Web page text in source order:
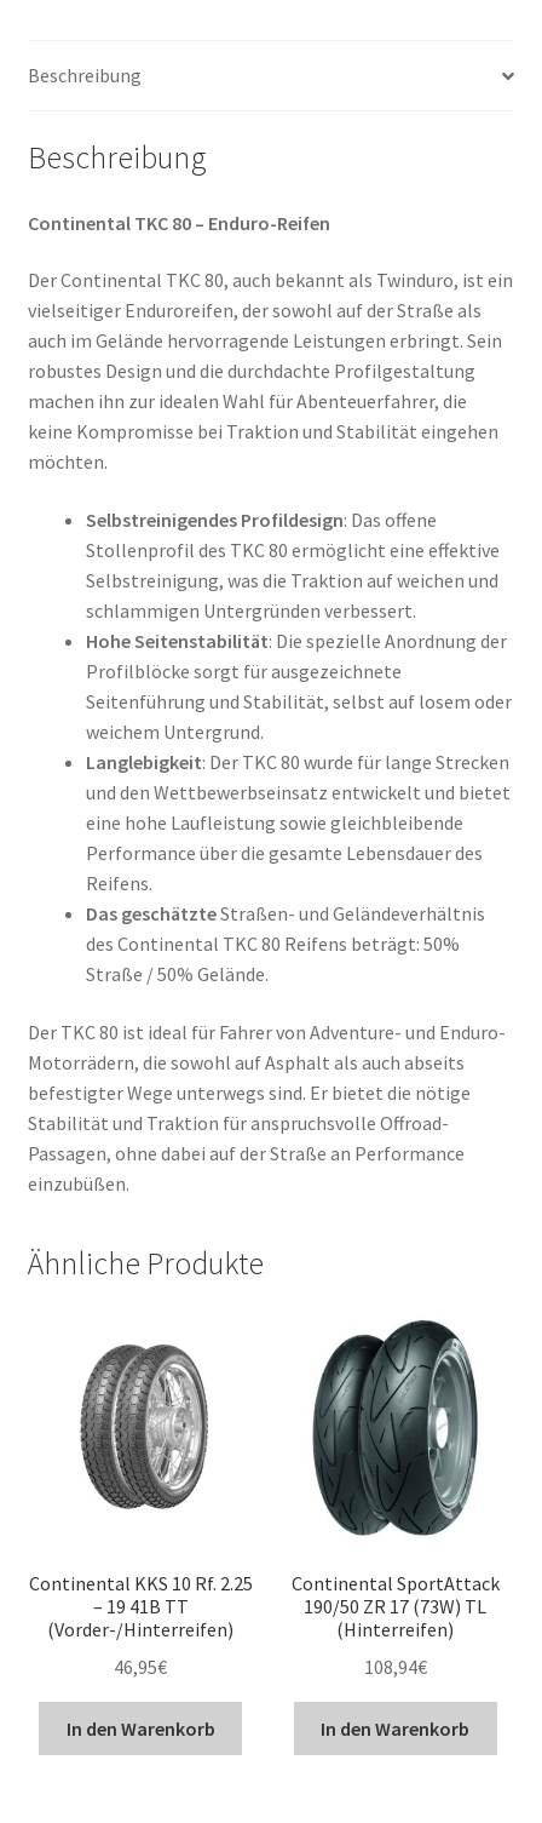
Beschreibung
Beschreibung
Continental TKC 80 – Enduro-Reifen
Der Continental TKC 80, auch bekannt als Twinduro, ist ein
vielseitiger Enduroreifen, der sowohl auf der Straße als
auch im Gelände hervorragende Leistungen erbringt. Sein
robustes Design und die durchdachte Profilgestaltung
machen ihn zur idealen Wahl für Abenteuerfahrer, die
keine Kompromisse bei Traktion und Stabilität eingehen
möchten.
Selbstreinigendes Profildesign: Das offene
Stollenprofil des TKC 80 ermöglicht eine effektive
Selbstreinigung, was die Traktion auf weichen und
schlammigen Untergründen verbessert.
Hohe Seitenstabilität: Die spezielle Anordnung der
Profilblöcke sorgt für ausgezeichnete
Seitenführung und Stabilität, selbst auf losem oder
weichem Untergrund.
Langlebigkeit: Der TKC 80 wurde für lange Strecken
und den Wettbewerbseinsatz entwickelt und bietet
eine hohe Laufleistung sowie gleichbleibende
Performance über die gesamte Lebensdauer des
Reifens.
Das geschätzteStraßen- und Geländeverhältnis
des Continental TKC 80 Reifens beträgt: 50%
Straße / 50% Gelände.
Der TKC 80 ist ideal für Fahrer von Adventure- und Enduro-
Motorrädern, die sowohl auf Asphalt als auch abseits
befestigter Wege unterwegs sind. Er bietet die nötige
Stabilität und Traktion für anspruchsvolle Offroad-
Passagen, ohne dabei auf der Straße an Performance
einzubüßen.
Ähnliche Produkte
Continental KKS 10 Rf. 2.25
– 19 41B TT
(Vorder-/Hinterreifen)
46,95€
In den Warenkorb
Continental SportAttack
190/50 ZR 17 (73W) TL
(Hinterreifen)
108,94€
In den Warenkorb